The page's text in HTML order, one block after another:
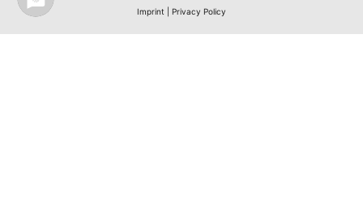
Imprint Privacy Policy